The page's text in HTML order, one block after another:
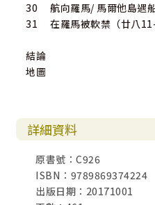
30 航向羅馬/ 馬爾他島遇船
31 在羅馬被軟禁（廿八11-
結論
地圖
詳細資料
原書號：C926
ISBN：9789869374224
出版日期：20171001